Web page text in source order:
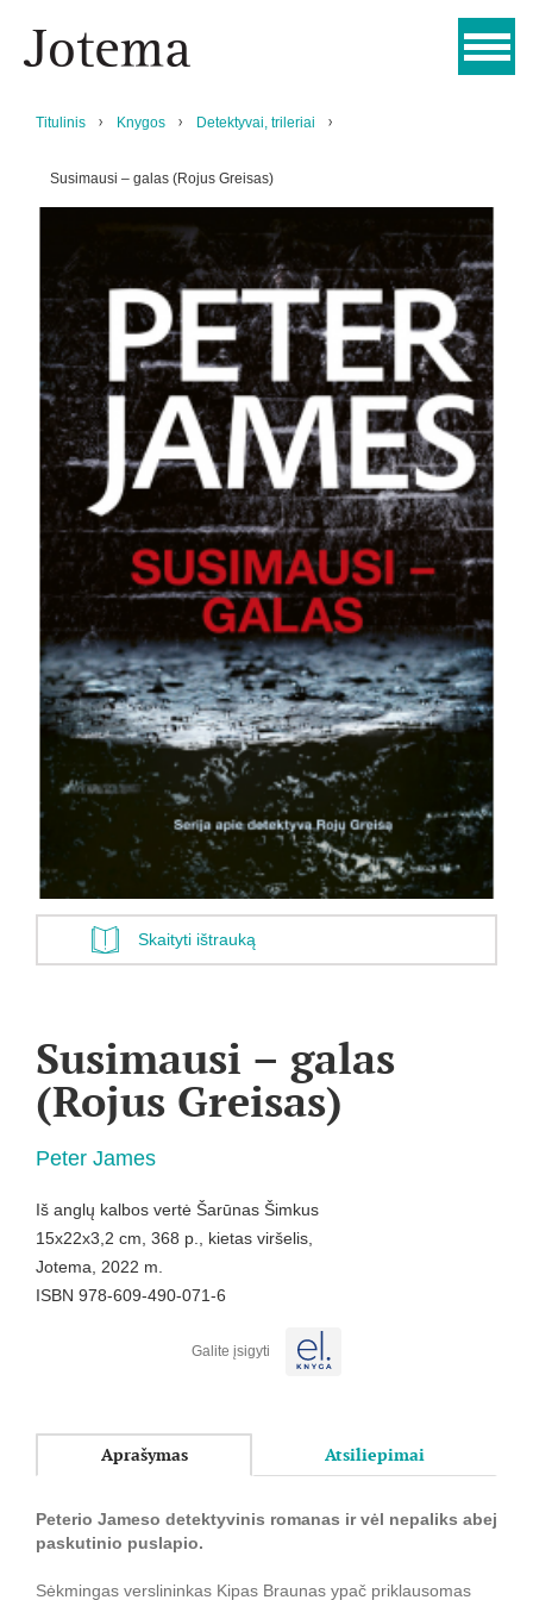
Titulinis Knygos Detektyvai, trileriai
Susimausi – galas (Rojus Greisas)
Skaityti ištrauką
Susimausi – galas
(Rojus Greisas)
Peter James
Iš anglų kalbos vertė Šarūnas Šimkus
15x22x3,2 cm, 368 p., kietas viršelis,
Jotema, 2022 m.
ISBN 978-609-490-071-6
Galite įsigyti
Aprašymas Atsiliepimai
Peterio Jameso detektyvinis romanas ir vėl nepaliks
paskutinio puslapio.
Sėkmingas verslininkas Kipas Braunas ypač priklausomas